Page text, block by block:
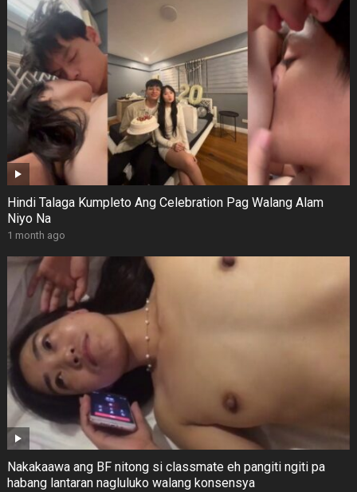
Hindi Talaga Kumpleto Ang Celebration Pag Walang Alam
Niyo Na
1 month ago
Nakakaawa ang BF nitong si classmate eh pangiti ngiti pa
habang lantaran nagluluko walang konsensya